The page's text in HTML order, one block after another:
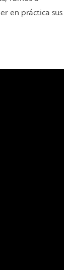
en práctica sus